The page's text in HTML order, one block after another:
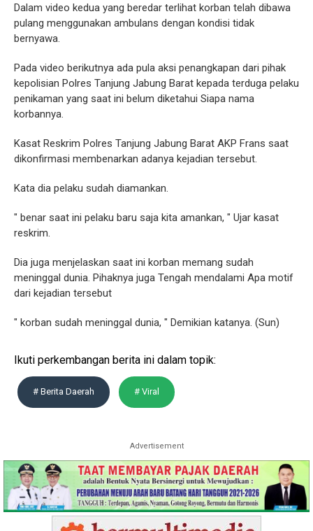
Dalam video kedua yang beredar terlihat korban telah dibawa
pulang menggunakan ambulans dengan kondisi tidak
bernyawa.
Pada video berikutnya ada pula aksi penangkapan dari pihak
kepolisian Polres Tanjung Jabung Barat kepada terduga pelaku
penikaman yang saat ini belum diketahui Siapa nama
korbannya.
Kasat Reskrim Polres Tanjung Jabung Barat AKP Frans saat
dikonfirmasi membenarkan adanya kejadian tersebut.
Kata dia pelaku sudah diamankan.
" benar saat ini pelaku baru saja kita amankan, " Ujar kasat
reskrim.
Dia juga menjelaskan saat ini korban memang sudah
meninggal dunia. Pihaknya juga Tengah mendalami Apa motif
dari kejadian tersebut
" korban sudah meninggal dunia, " Demikian katanya. (Sun)
Ikuti perkembangan berita ini dalam topik:
# Berita Daerah # Viral
Advertisement